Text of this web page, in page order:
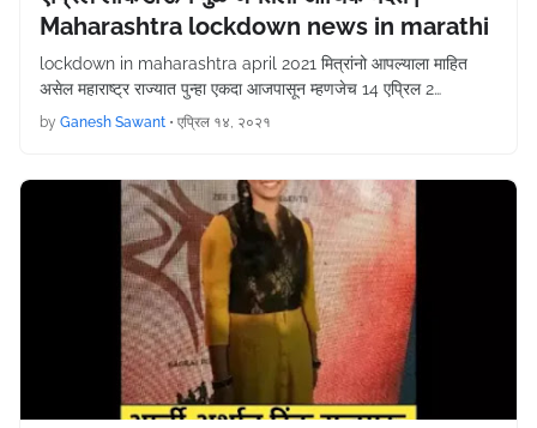
Maharashtra lockdown news in marathi
lockdown in maharashtra april 2021 मित्रांनो आपल्याला माहित
असेल महाराष्ट्र राज्यात पुन्हा एकदा आजपासून म्हणजेच 14 एप्रिल 2…
by Ganesh Sawant • एप्रिल १४, २०२१